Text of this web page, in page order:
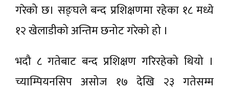
गरेको छ। सङ्घले बन्द प्रशिक्षणमा रहेका १८ मध्ये
१२ खेलाडीको अन्तिम छनोट गरेको हो ।
भदौ ८ गतेबाट बन्द प्रशिक्षण गरिरहेको थियो ।
च्याम्पियनसिप असोज १७ देखि २३ गतेसम्म